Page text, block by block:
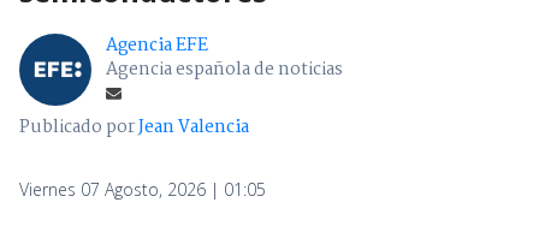
Agencia EFE
Agencia española de noticias
Publicado porJean Valencia
Viernes 07 Agosto, 2026 | 01:05